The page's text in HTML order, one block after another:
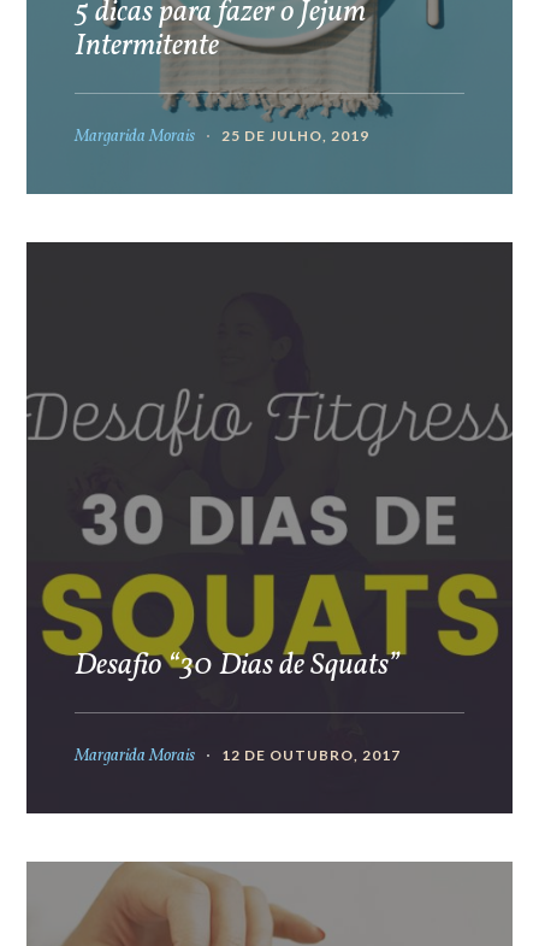
5 dicas para fazer o Jejum
Intermitente
Margarida Morais 25 DE JULHO, 2019
Desafio “30 Dias de Squats”
Margarida Morais 12 DE OUTUBRO, 2017